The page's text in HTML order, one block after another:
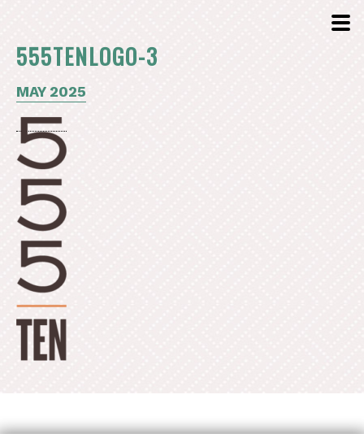
555TENLOGO-3
MAY 2025